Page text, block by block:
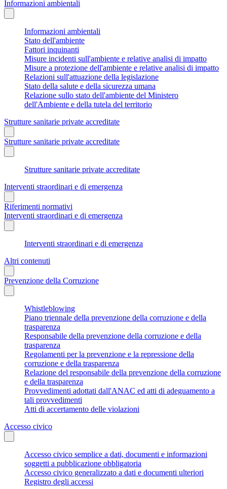
Informazioni ambientali
Informazioni ambientali
Stato dell'ambiente
Fattori inquinanti
Misure incidenti sull'ambiente e relative analisi di impatto
Misure a protezione dell'ambiente e relative analisi di impatto
Relazioni sull'attuazione della legislazione
Stato della salute e della sicurezza umana
Relazione sullo stato dell'ambiente del Ministero
dell'Ambiente e della tutela del territorio
Strutture sanitarie private accreditate
Strutture sanitarie private accreditate
Strutture sanitarie private accreditate
Interventi straordinari e di emergenza
Riferimenti normativi
Interventi straordinari e di emergenza
Interventi straordinari e di emergenza
Altri contenuti
Prevenzione della Corruzione
Whistleblowing
Piano triennale della prevenzione della corruzione e della
trasparenza
Responsabile della prevenzione della corruzione e della
trasparenza
Regolamenti per la prevenzione e la repressione della
corruzione e della trasparenza
Relazione del responsabile della prevenzione della corruzione
e della trasparenza
Provvedimenti adottati dall'ANAC ed atti di adeguamento a
tali provvedimenti
Atti di accertamento delle violazioni
Accesso civico
Accesso civico semplice a dati, documenti e informazioni
soggetti a pubblicazione obbligatoria
Accesso civico generalizzato a dati e documenti ulteriori
Registro degli accessi